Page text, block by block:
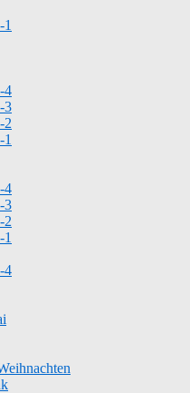
1
4
3
2
1
4
3
2
1
4